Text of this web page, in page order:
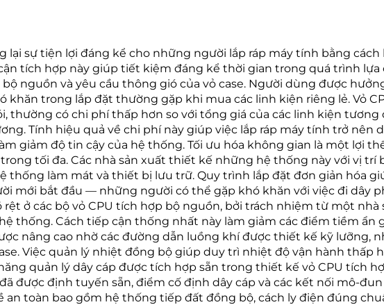
lại sự tiện lợi đáng kể cho những người lắp ráp máy tính bằng
tích hợp này giúp tiết kiệm đáng kể thời gian trong quá trình
nguồn và yêu cầu thông gió của vỏ case. Người dùng được
khăn trong lắp đặt thường gặp khi mua các linh kiện riêng lẻ. Vỏ
thường có chi phí thấp hơn so với tổng giá của các linh kiện
Tính hiệu quả về chi phí này giúp việc lắp ráp máy tính trở nên
giảm độ tin cậy của hệ thống. Tối ưu hóa không gian là một lợi
tối đa. Các nhà sản xuất thiết kế những hệ thống này với vị trí
thống làm mát và thiết bị lưu trữ. Quy trình lắp đặt đơn giản hóa
mới bắt đầu — những người có thể gặp khó khăn với việc đi dây
ở các bộ vỏ CPU tích hợp bộ nguồn, bởi trách nhiệm từ một
thống. Cách tiếp cận thống nhất này làm giảm các điểm tiềm ẩn
nâng cao nhờ các đường dẫn luồng khí được thiết kế kỹ lưỡng,
Việc quản lý nhiệt đồng bộ giúp duy trì nhiệt độ vận hành thấp
quản lý dây cáp được tích hợp sẵn trong thiết kế vỏ CPU tích
được định tuyến sẵn, điểm cố định dây cáp và các kết nối mô-
an toàn bao gồm hệ thống tiếp đất đồng bộ, cách ly điện đúng